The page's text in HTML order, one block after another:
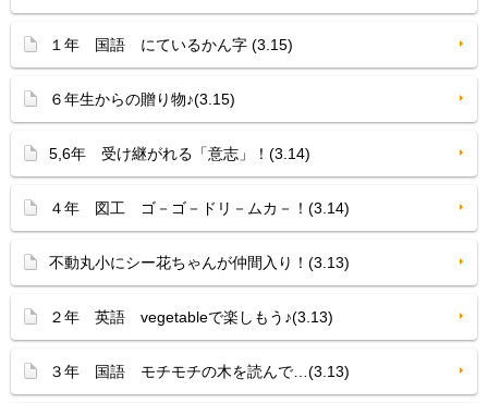
１年 国語 にているかん字 (3.15)
６年生からの贈り物♪(3.15)
5,6年 受け継がれる「意志」！(3.14)
４年 図工 ゴ－ゴ－ドリ－ムカ－！(3.14)
不動丸小にシー花ちゃんが仲間入り！(3.13)
２年 英語 vegetableで楽しもう♪(3.13)
３年 国語 モチモチの木を読んで…(3.13)